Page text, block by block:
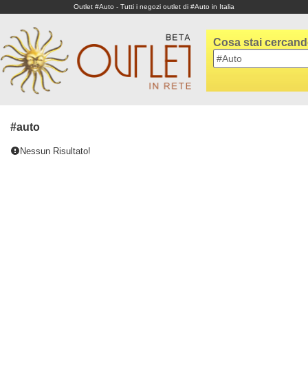
Outlet #Auto - Tutti i negozi outlet di #Auto in Italia
Cosa stai
#auto
Nessun Risultato!